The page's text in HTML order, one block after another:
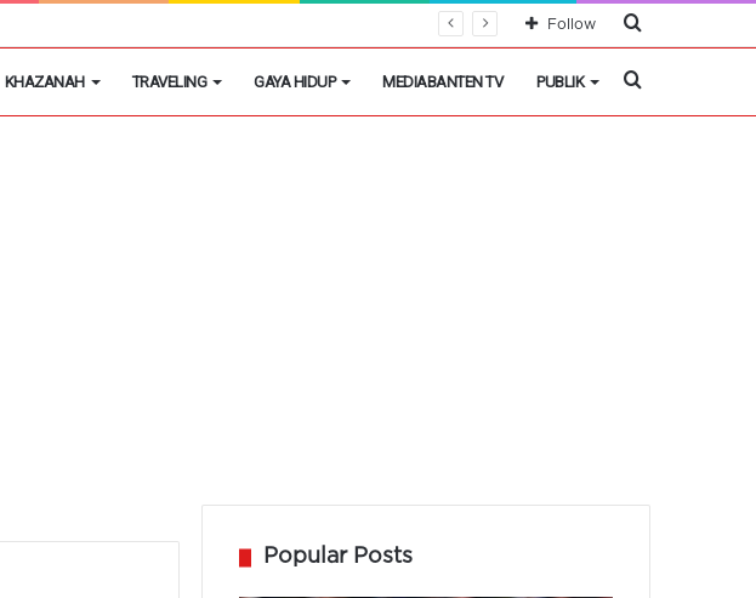
Cari
Follow
KHAZANAH TRAVELING GAYA HIDUP MEDIABANTEN TV PUBLIK Cari
Popular Posts